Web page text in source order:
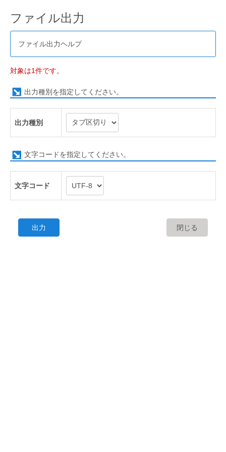
ファイル出力
ファイル出力ヘルプ
対象は1件です。
出力種別を指定してください。
出力種別
文字コードを指定してください。
文字コード